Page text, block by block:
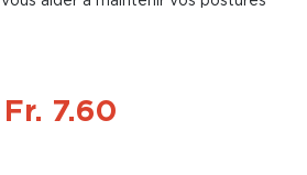
Fr. 7.60